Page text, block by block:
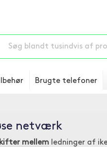
Brugte telefoner
netværk
mellem ledninger af